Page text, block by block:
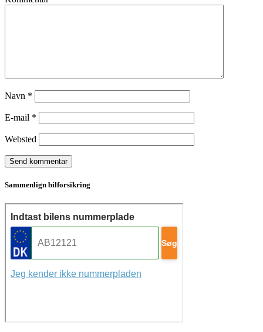
Navn *
E-mail *
Websted
Sammenlign bilforsikring